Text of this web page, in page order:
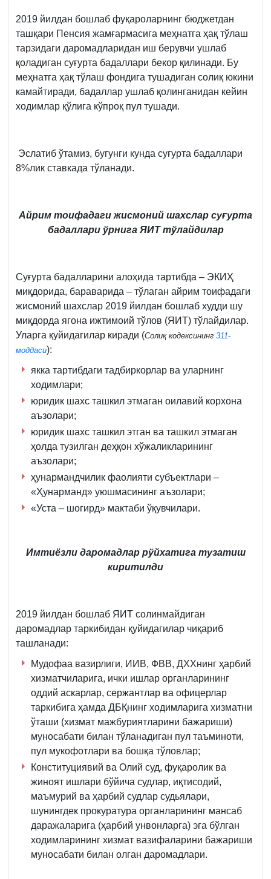
2019 йилдан бошлаб фуқароларнинг бюджетдан
ташқари Пенсия жамғармасига меҳнатга ҳақ тўлаш
тарзидаги даромадларидан иш берувчи ушлаб
қоладиган суғурта бадаллари бекор қилинади. Бу
меҳнатга ҳақ тўлаш фондига тушадиган солиқ юкини
камайтиради, бадаллар ушлаб қолинганидан кейин
ходимлар қўлига кўпроқ пул тушади.
Эслатиб ўтамиз, бугунги кунда суғурта бадаллари
8%лик ставкада тўланади.
Айрим тоифадаги жисмоний шахслар суғурта
бадаллари ўрнига ЯИТ тўлайдилар
Суғурта бадалларини алоҳида тартибда – ЭКИҲ
миқдорида, бараварида – тўлаган айрим тоифадаги
жисмоний шахслар 2019 йилдан бошлаб худди шу
миқдорда ягона ижтимоий тўлов (ЯИТ) тўлайдилар.
Уларга қуйидагилар киради (Солиқ кодексининг 311-
моддаси):
якка тартибдаги тадбиркорлар ва уларнинг
ходимлари;
юридик шахс ташкил этмаган оилавий корхона
аъзолари;
юридик шахс ташкил этган ва ташкил этмаган
ҳолда тузилган деҳқон хўжаликларининг
аъзолари;
ҳунармандчилик фаолияти субъектлари –
«Ҳунарманд» уюшмасининг аъзолари;
«Уста – шогирд» мактаби ўқувчилари.
Имтиёзли даромадлар рўйхатига тузатиш
киритилди
2019 йилдан бошлаб ЯИТ солинмайдиган
даромадлар таркибидан қуйидагилар чиқариб
ташланади:
Мудофаа вазирлиги, ИИВ, ФВВ, ДХХнинг ҳарбий
хизматчиларига, ички ишлар органларининг
оддий аскарлар, сержантлар ва офицерлар
таркибига ҳамда ДБҚнинг ходимларига хизматни
ўташи (хизмат мажбуриятларини бажариши)
муносабати билан тўланадиган пул таъминоти,
пул мукофотлари ва бошқа тўловлар;
Конституциявий ва Олий суд, фуқаролик ва
жиноят ишлари бўйича судлар, иқтисодий,
маъмурий ва ҳарбий судлар судьялари,
шунингдек прокуратура органларининг мансаб
даражаларига (ҳарбий унвонларга) эга бўлган
ходимларининг хизмат вазифаларини бажариши
муносабати билан олган даромадлари.